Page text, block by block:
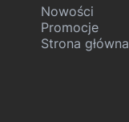
Nowości
Promocje
Strona główna